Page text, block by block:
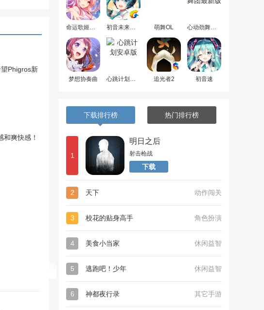
Phigros新
爽快感！
命运歌姬安卓版 初音未来梦幻歌姬 萌舞OL 心动劲舞团最新版
梦想协奏曲 心跳计划安卓版 追光者2 初音速
下载排行榜 热门排行榜
1
明日之后
射击枪战
下载
2 天下 动作闯关
3 校花的贴身高手 角色扮演
4 美食小当家 休闲益智
5 逃跑吧！少年 休闲益智
6 神都夜行录 其它手游